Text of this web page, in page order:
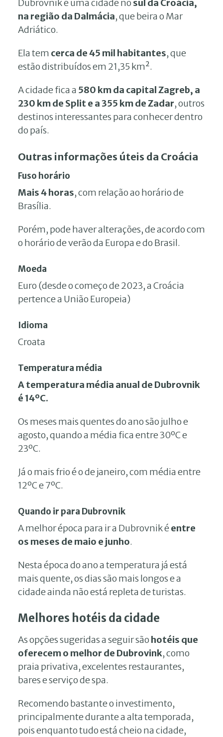
Dubrovnik é uma cidade no sul da Croácia,
na região da Dalmácia, que beira o Mar
Adriático.
Ela tem cerca de 45 mil habitantes, que
estão distribuídos em 21,35 km².
A cidade fica a 580 km da capital Zagreb, a
230 km de Split e a 355 km de Zadar, outros
destinos interessantes para conhecer dentro
do país.
Outras informações úteis da Croácia
Fuso horário
Mais 4 horas, com relação ao horário de
Brasília.
Porém, pode haver alterações, de acordo com
o horário de verão da Europa e do Brasil.
Moeda
Euro (desde o começo de 2023, a Croácia
pertence a União Europeia)
Idioma
Croata
Temperatura média
A temperatura média anual de Dubrovnik
é 14ºC.
Os meses mais quentes do ano são julho e
agosto, quando a média fica entre 30ºC e
23ºC.
Já o mais frio é o de janeiro, com média entre
12ºC e 7ºC.
Quando ir para Dubrovnik
A melhor época para ir a Dubrovnik éentre
os meses de maio e junho.
Nesta época do ano a temperatura já está
mais quente, os dias são mais longos e a
cidade ainda não está repleta de turistas.
Melhores hotéis da cidade
As opções sugeridas a seguir são hotéis que
oferecem o melhor de Dubrovink, como
praia privativa, excelentes restaurantes,
bares e serviço de spa.
Recomendo bastante o investimento,
principalmente durante a alta temporada,
pois enquanto tudo está cheio na cidade,